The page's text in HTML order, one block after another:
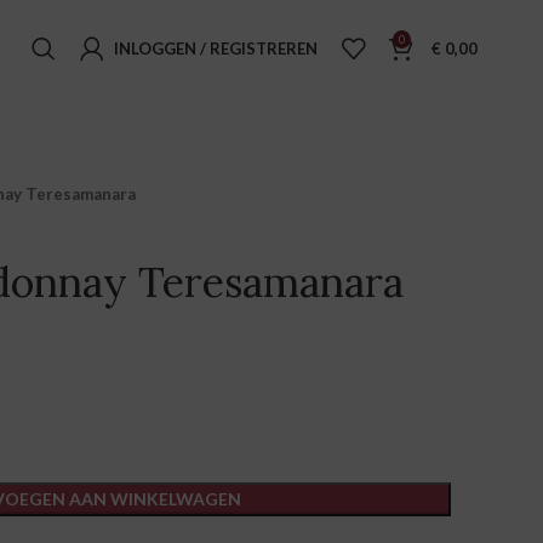
INLOGGEN / REGISTREREN 0 € 0,00
Teresamanara
Teresamanara
AAN WINKELWAGEN